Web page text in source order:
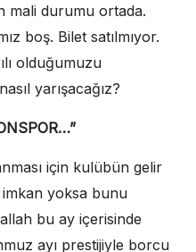
mali durumu ortada.
boş. Bilet satılmıyor.
olduğumuzu
yarışacağız?
için kulübün gelir
yoksa bunu
bu ay içerisinde
ayı prestijiyle borcu